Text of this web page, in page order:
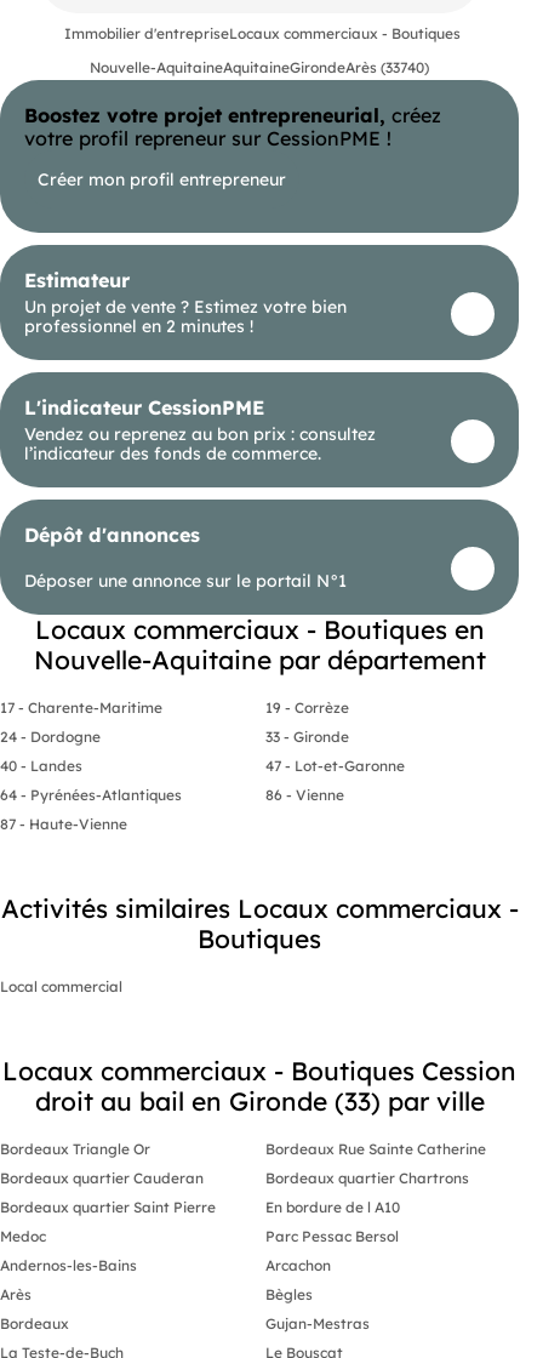
Immobilier d'entrepriseLocaux commerciaux - Boutiques
Nouvelle-AquitaineAquitaineGirondeArès (33740)
Boostez votre projet entrepreneurial, créez
votre profil repreneur sur CessionPME !
Créer mon profil entrepreneur
Estimateur
Un projet de vente ? Estimez votre bien
professionnel en 2 minutes !
L'indicateur CessionPME
Vendez ou reprenez au bon prix : consultez
l’indicateur des fonds de commerce.
Dépôt d'annonces
Déposer une annonce sur le portail N°1
Locaux commerciaux - Boutiques en
Nouvelle-Aquitaine par département
17 - Charente-Maritime
19 - Corrèze
24 - Dordogne
33 - Gironde
40 - Landes
47 - Lot-et-Garonne
64 - Pyrénées-Atlantiques
86 - Vienne
87 - Haute-Vienne
Activités similaires Locaux commerciaux -
Boutiques
Local commercial
Locaux commerciaux - Boutiques Cession
droit au bail en Gironde (33) par ville
Bordeaux Triangle Or
Bordeaux Rue Sainte Catherine
Bordeaux quartier Cauderan
Bordeaux quartier Chartrons
Bordeaux quartier Saint Pierre
En bordure de l A10
Medoc
Parc Pessac Bersol
Andernos-les-Bains
Arcachon
Arès
Bègles
Bordeaux
Gujan-Mestras
La Teste-de-Buch
Le Bouscat